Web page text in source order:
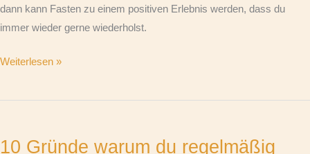
dann kann Fasten zu einem positiven Erlebnis werden, dass du
immer wieder gerne wiederholst.
Weiterlesen »
10 Gründe warum du regelmäßig
warum